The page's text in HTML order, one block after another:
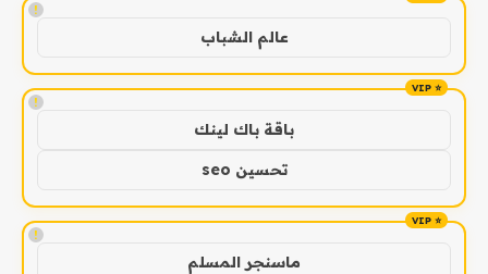
!
عالم الشباب
!
باقة باك لينك
تحسين seo
!
ماسنجر المسلم